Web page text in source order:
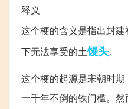
释义
这个梗的含义是指出封
下无法享受的土馒头。
这个梗的起源是宋朝时
一千年不倒的铁门槛。